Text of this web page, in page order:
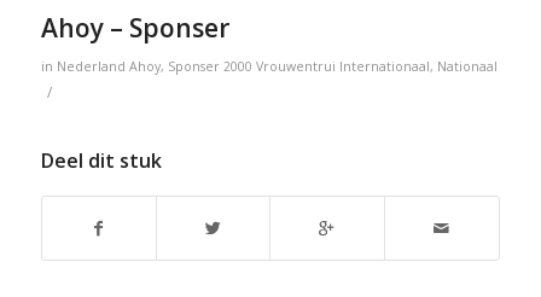
Ahoy – Sponser
in Nederland Ahoy, Sponser 2000 Vrouwentrui Internationaal, Nationaal
/
Deel dit stuk